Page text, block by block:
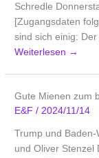
Schredle
[Zugangsdaten
sind sich einig:
Weiterlesen →
Gute Mienen zum
E&F/ 2024/11/14
Trump und
und Oliver Stenzel